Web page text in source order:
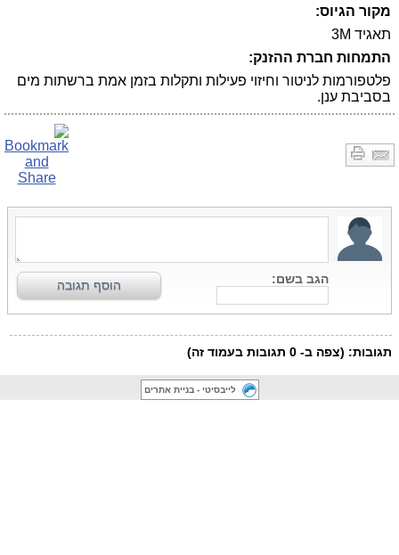
מקור הגיוס:
תאגיד 3M
התמחות חברת ההזנק:
פלטפורמות לניטור וחיזוי פעילות ותקלות בזמן אמת ברשתות מים
בסביבת ענן.
לייבסיטי - בניית אתרים